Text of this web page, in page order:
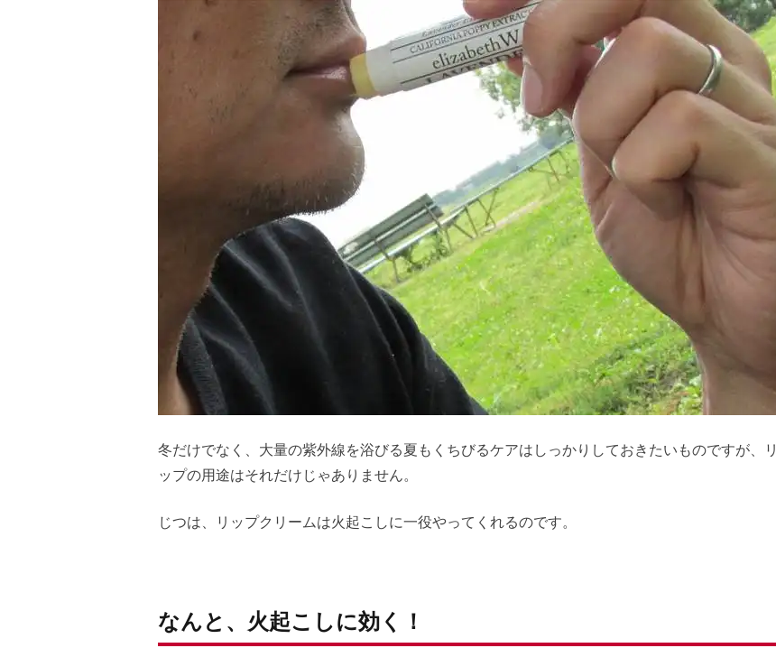
冬だけでなく、大量の紫外線を浴びる夏もくちびるケアはしっかりしておきたいものですが、リ
ップの用途はそれだけじゃありません。
じつは、リップクリームは火起こしに一役やってくれるのです。
なんと、火起こしに効く！